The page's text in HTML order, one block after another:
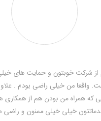
از شرکت خوبتون و حمایت های
واقعا من خیلی راضی بودم .
که همراه من بودن هم از همکاری
خیلی خیلی ممنون و راضی